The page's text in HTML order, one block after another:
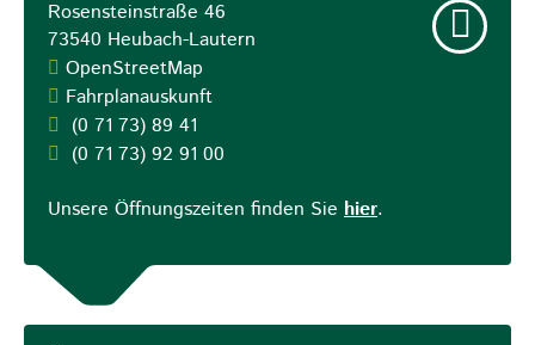
Rosensteinstraße 46
73540 Heubach-Lautern
OpenStreetMap
Fahrplanauskunft
(0 71 73) 89 41
(0 71 73) 92 91 00
Unsere Öffnungszeiten finden Sie hier.